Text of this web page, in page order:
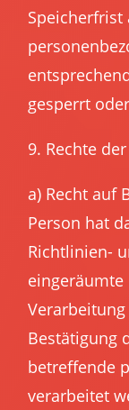
Speicherfrist
gesperrt
9. Rechte
a) Recht auf
Person hat
Richtlinien-
eingeräumte
Bestätigung
betreffende
verarbeitet